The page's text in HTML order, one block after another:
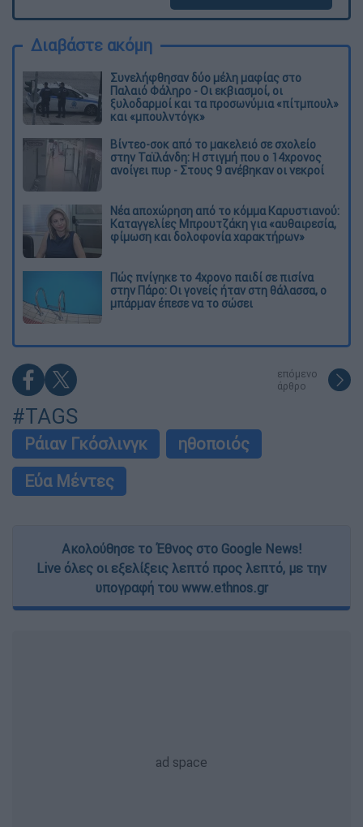
Διαβάστε ακόμη
Συνελήφθησαν δύο μέλη μαφίας στο
Παλαιό Φάληρο - Οι εκβιασμοί, οι
ξυλοδαρμοί και τα προσωνύμια «πίτμπουλ»
και «μπουλντόγκ»
Βίντεο-σοκ από το μακελειό σε σχολείο
στην Ταϊλάνδη: Η στιγμή που ο 14χρονος
ανοίγει πυρ - Στους 9 ανέβηκαν οι νεκροί
Νέα αποχώρηση από το κόμμα Καρυστιανού:
Καταγγελίες Μπρουτζάκη για «αυθαιρεσία,
φίμωση και δολοφονία χαρακτήρων»
Πώς πνίγηκε το 4χρονο παιδί σε πισίνα
στην Πάρο: Οι γονείς ήταν στη θάλασσα, ο
μπάρμαν έπεσε να το σώσει
επόμενο
άρθρο
#TAGS
Ράιαν Γκόσλινγκ
ηθοποιός
Εύα Μέντες
Ακολούθησε το Έθνος στο Google News!
Live όλες οι εξελίξεις λεπτό προς λεπτό, με την
υπογραφή του www.ethnos.gr